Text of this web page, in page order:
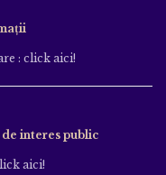
: click aici!
interes public
aici!